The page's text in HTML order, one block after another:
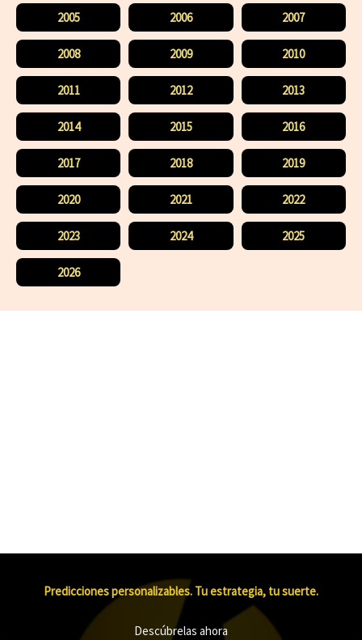
2005 2006 2007
2008 2009 2010
2011 2012 2013
2014 2015 2016
2017 2018 2019
2020 2021 2022
2023 2024 2025
2026
Predicciones personalizables. Tu estrategia, tu suerte.
Descúbrelas ahora